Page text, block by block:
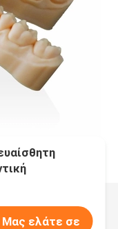
ευαίσθητη
Μας ελάτε σε